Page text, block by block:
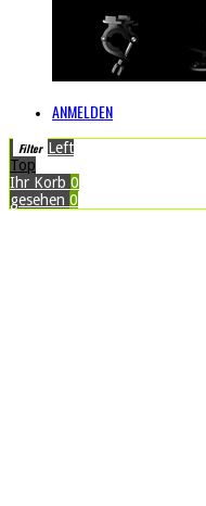
ANMELDEN
Filter Left
Top
Ihr Korb 0
gesehen 0